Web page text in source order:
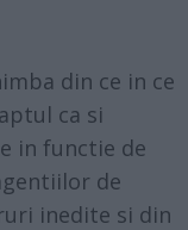
din ce in ce
ca si
in functie de
de
inedite si din